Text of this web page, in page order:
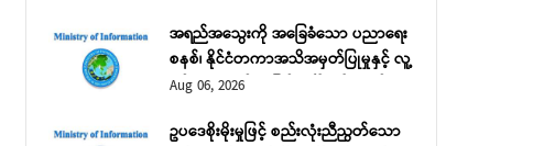
အရည်အသွေးကို အခြေခံသော ပညာရေး
စနစ်၊ နိုင်ငံတကာအသိအမှတ်ပြုမှုနှင့် လူ့
စွမ်းအားအရင်းအမြစ် ဖွံ့ဖြိုးတိုးတက်ရေး
Aug 06, 2026
ဥပဒေစိုးမိုးမှုဖြင့် စည်းလုံးညီညွတ်သော